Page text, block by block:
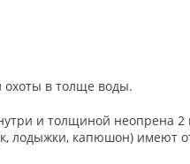
охоты в толще воды.
и толщиной неопрена
лодыжки, капюшон) имеют